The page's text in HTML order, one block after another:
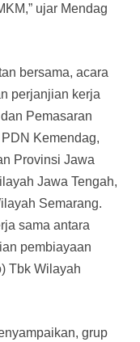
ujar Mendag
bersama, acara
perjanjian kerja
Pemasaran
Kemendag,
Provinsi Jawa
Jawa Tengah,
Semarang.
sama antara
pembiayaan
Tbk Wilayah
grup